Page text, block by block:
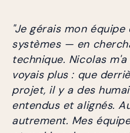
"Je gérais mon
systèmes — en
technique. Nicolas
voyais plus : que
projet, il y a des
entendus et alignés.
autrement. Mes